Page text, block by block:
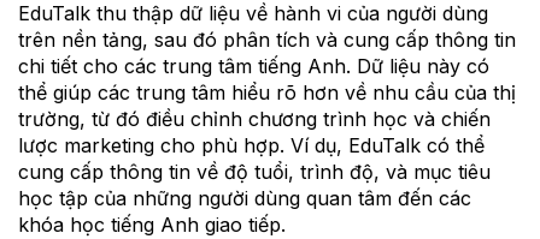
EduTalk thu thập dữ liệu về hành vi của người dùng
trên nền tảng, sau đó phân tích và cung cấp thông tin
chi tiết cho các trung tâm tiếng Anh. Dữ liệu này có
thể giúp các trung tâm hiểu rõ hơn về nhu cầu của thị
trường, từ đó điều chỉnh chương trình học và chiến
lược marketing cho phù hợp. Ví dụ, EduTalk có thể
cung cấp thông tin về độ tuổi, trình độ, và mục tiêu
học tập của những người dùng quan tâm đến các
khóa học tiếng Anh giao tiếp.